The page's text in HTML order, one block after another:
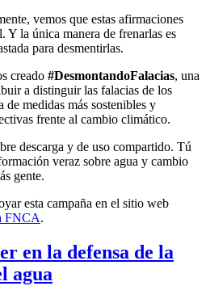
vemos que estas afirmaciones
Y la única manera de frenarlas es
para desmentirlas.
creado #DesmontandoFalacias, una
a distinguir las falacias de los
de medidas más sostenibles y
frente al cambio climático.
descarga y de uso compartido. Tú
veraz sobre agua y cambio
gente.
esta campaña en el sitio web
FNCA.
en la defensa de la
agua